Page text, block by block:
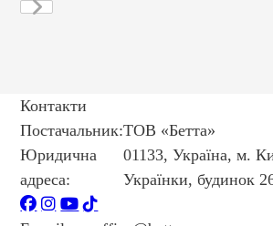
Контакти
Постачальник:ТОВ «Бетта»
Юридична
адреса:
01133, Україна, м.
Українки, будинок